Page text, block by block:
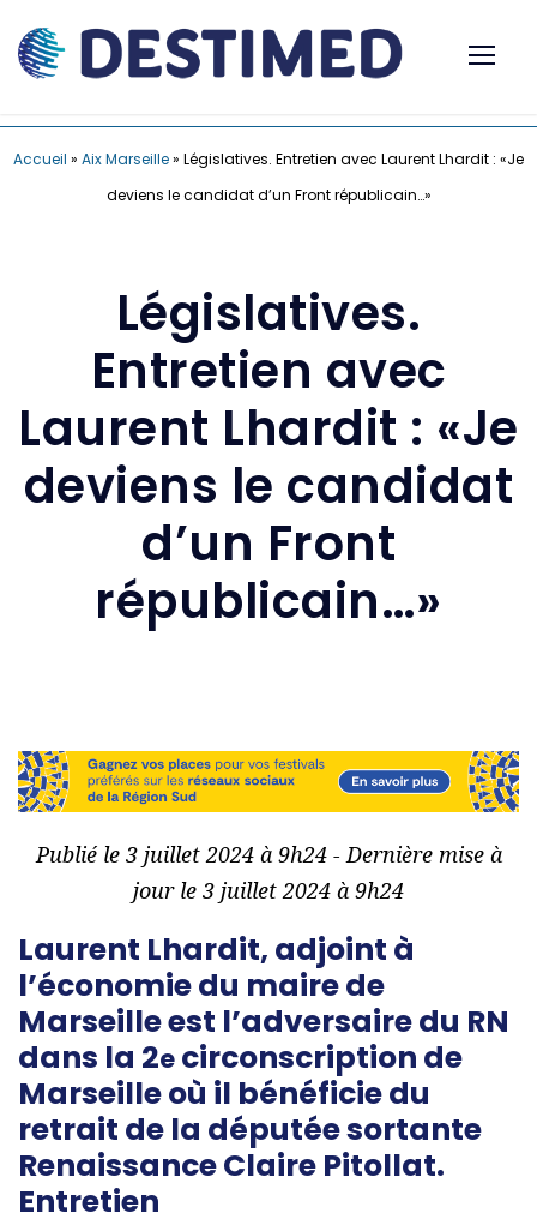
Accueil » Aix Marseille» Législatives. Entretien avec Laurent Lhardit : «Je
deviens le candidat d’un Front républicain…»
Législatives.
Entretien avec
Laurent Lhardit : «Je
deviens le candidat
d’un Front
républicain…»
Publié le 3 juillet 2024 à 9h24 - Dernière mise à
jour le 3 juillet 2024 à 9h24
Laurent Lhardit, adjoint à
l’économie du maire de
Marseille est l’adversaire du RN
dans la 2e circonscription de
Marseille où il bénéficie du
retrait de la députée sortante
Renaissance Claire Pitollat.
Entretien